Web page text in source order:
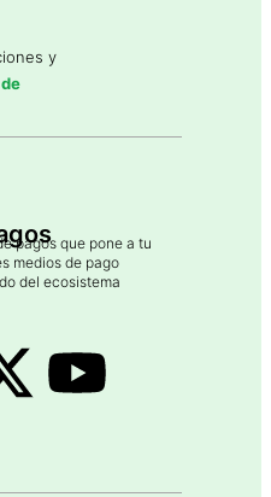
y
pagos que pone a tu
medios de pago
del ecosistema